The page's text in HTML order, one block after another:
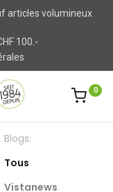
articles volumineux
100.-
0
Blogs:
Tous
Vistanews